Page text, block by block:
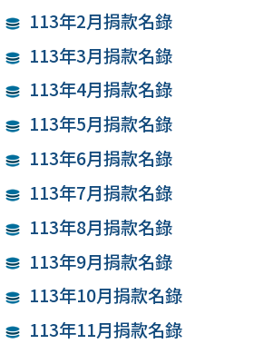
113年2月捐款名錄
113年3月捐款名錄
113年4月捐款名錄
113年5月捐款名錄
113年6月捐款名錄
113年7月捐款名錄
113年8月捐款名錄
113年9月捐款名錄
113年10月捐款名錄
113年11月捐款名錄